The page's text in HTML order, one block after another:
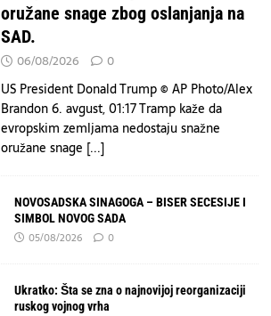
oružane snage zbog oslanjanja na
SAD.
06/08/2026 0
US President Donald Trump © AP Photo/Alex
Brandon 6. avgust, 01:17 Tramp kaže da
evropskim zemljama nedostaju snažne
oružane snage [...]
NOVOSADSKA SINAGOGA – BISER SECESIJE I
SIMBOL NOVOG SADA
05/08/2026 0
Ukratko: Šta se zna o najnovijoj reorganizaciji
ruskog vojnog vrha